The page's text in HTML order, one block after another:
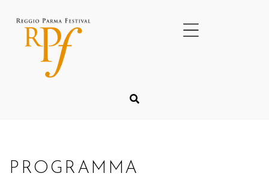
PROGRAMMA